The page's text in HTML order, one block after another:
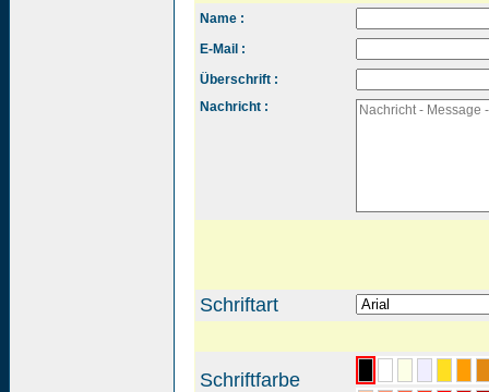
Name :
E-Mail :
Überschrift :
Nachricht :
Schriftart
Schriftfarbe